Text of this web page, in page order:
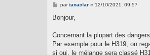
M
s
g
partanaclar» 12/10/2021, 09:57
Bonjour,
Concernant la plupart des
Par exemple pour le H319, on
si oui, le mélange sera classé